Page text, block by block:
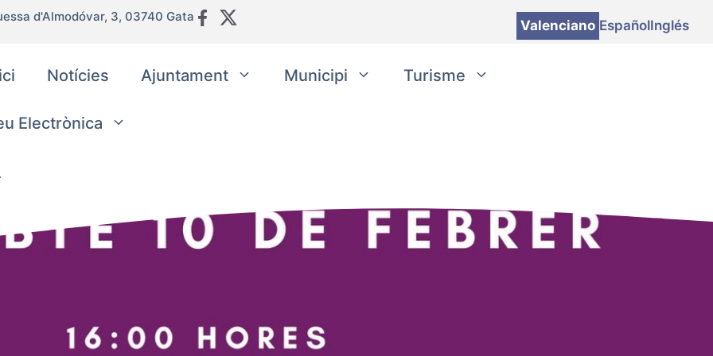
d'Almodóvar, 3, 03740 Gata
Valenciano EspañolInglés
Notícies Ajuntament Municipi Turisme
Electrònica